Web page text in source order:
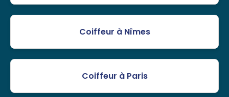
Coiffeur à Nîmes
Coiffeur à Paris